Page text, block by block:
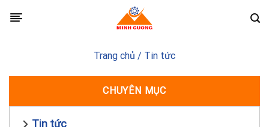
Trang chủ / Tin tức
CHUYÊN MỤC
Tin tức